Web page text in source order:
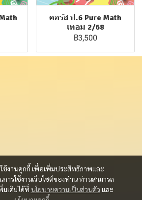
คอร์ส ป.6 Pure Math
เทอม 2/68
฿3,500
ช้งานคุกกี้ เพื่อเพิ่มประสิทธิภาพและ
ารใช้งานเว็บไซต์ของท่าน ท่านสามารถ
มเติมได้ที่ นโยบายความเป็นส่วนตัว และ